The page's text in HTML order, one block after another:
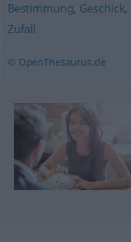
Bestimmung, Geschick,
Zufall
© OpenThesaurus.de